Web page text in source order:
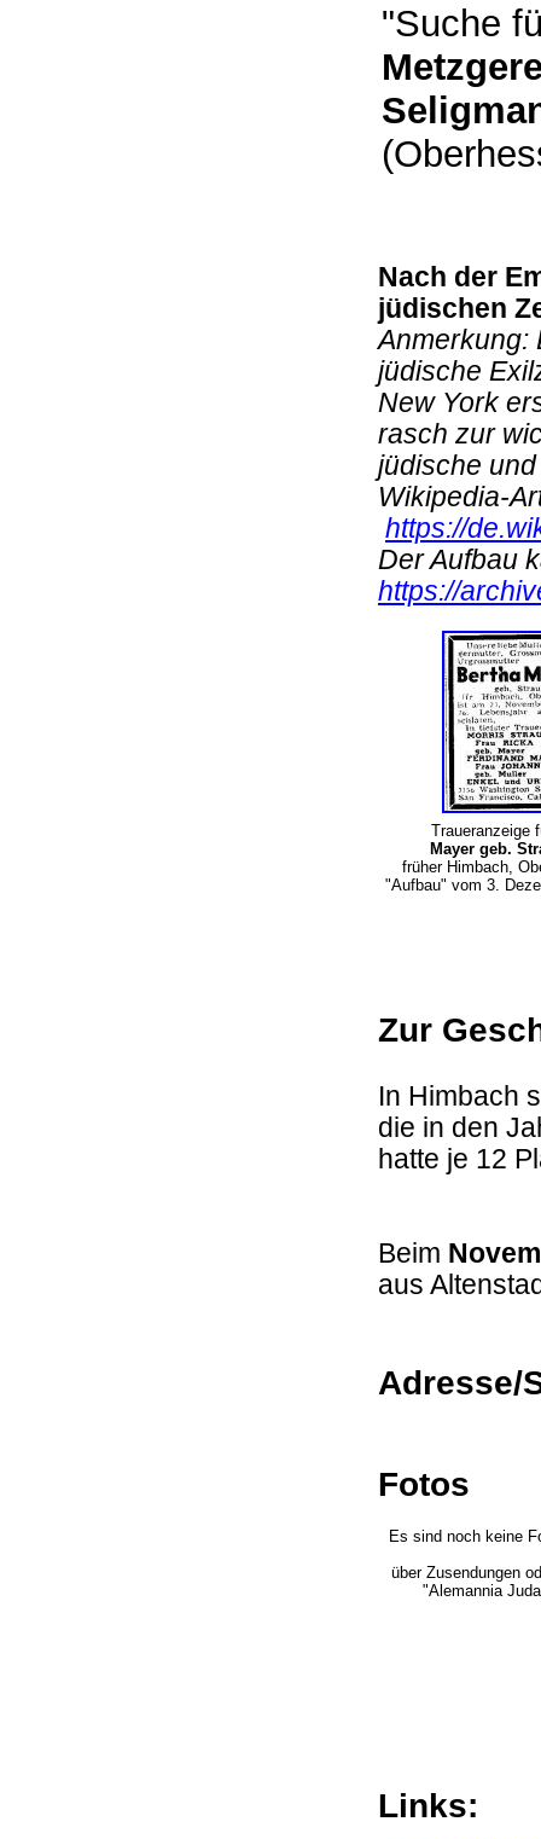
"Suche
Nach der
jüdischen
Anmerkung:
jüdische
New York
rasch zur
jüdische
Wikipedia-
https://
Der Aufbau
https://
Traueranzeige
Mayer geb.
früher Himbach,
"Aufbau" vom 3.
Zur
In Himbach
die in den
hatte je 12
Beim
aus
Adresse/
Fotos
Es sind noch keine
über Zusendungen
"Alemannia
Links: